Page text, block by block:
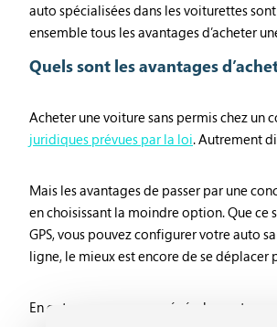
auto spécialisées dans les voiturettes
ensemble tous les avantages d’acheter
Quels sont les avantages
Acheter une voiture sans permis chez un
juridiques prévues par la loi. Autrement
Mais les avantages de passer par une
en choisissant la moindre option. Que
GPS, vous pouvez configurer votre auto
ligne, le mieux est encore de se déplacer
En outre, vous pouvez généralement